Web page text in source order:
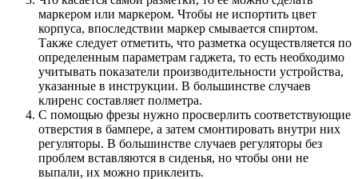
маркером или маркером. Чтобы не испортить цвет
корпуса, впоследствии маркер смывается спиртом.
Также следует отметить, что разметка осуществляется по
определенным параметрам гаджета, то есть необходимо
учитывать показатели производительности устройства,
указанные в инструкции. В большинстве случаев
клиренс составляет полметра.
С помощью фрезы нужно просверлить соответствующие
отверстия в бампере, а затем смонтировать внутри них
регуляторы. В большинстве случаев регуляторы без
проблем вставляются в сиденья, но чтобы они не
выпали, их можно приклеить.